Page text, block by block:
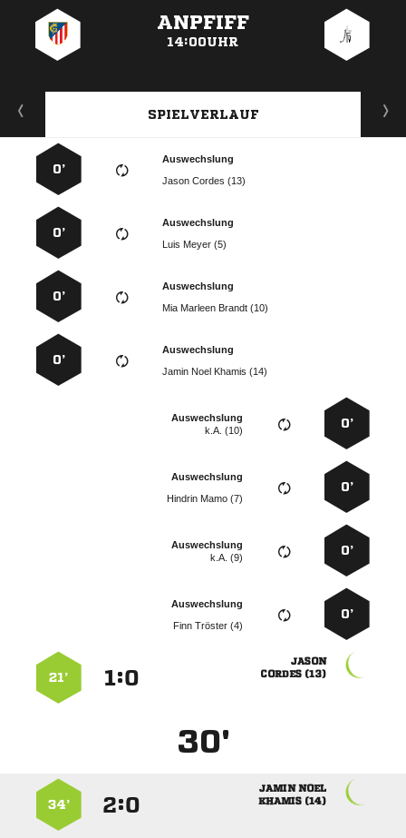
ANPFIFF
14:00UHR
SPIELVERLAUF
Auswechslung
  
0’
Auswechslung
  
0’
Auswechslung
   
0’
Auswechslung
   
0’
0’
Auswechslung
k.A. (10)
0’
Auswechslung
  
0’
Auswechslung
k.A. (9)
0’
Auswechslung
  

 
:
21’
30'
 
 
:
34’